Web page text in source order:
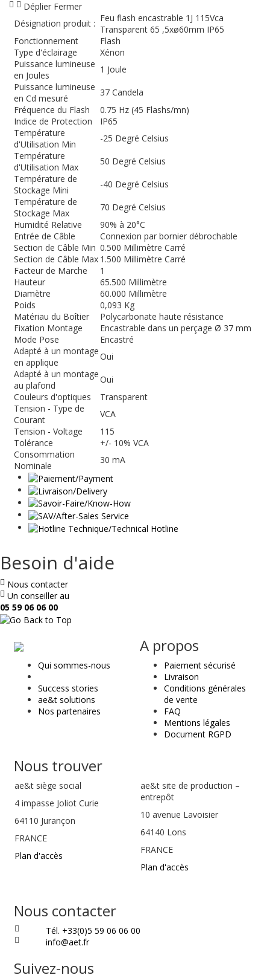
Déplier Fermer
Désignation produit : Feu flash encastrable 1J 115Vca
Transparent 65 ,5xø60mm IP65
Fonctionnement
Flash
Type d'éclairage
Xénon
Puissance lumineuse
en Joules
1 Joule
Puissance lumineuse
en Cd mesuré
37 Candela
Fréquence du Flash
0.75 Hz (45 Flashs/mn)
Indice de Protection
IP65
Température
d'Utilisation Min
-25 Degré Celsius
Température
d'Utilisation Max
50 Degré Celsius
Température de
Stockage Mini
-40 Degré Celsius
Température de
Stockage Max
70 Degré Celsius
Humidité Relative
90% à 20°C
Entrée de Câble
Connexion par bornier débrochable
Section de Câble Min 0.500 Millimètre Carré
Section de Câble Max 1.500 Millimètre Carré
Facteur de Marche
1
Hauteur
65.500 Millimètre
Diamètre
60.000 Millimètre
Poids
0,093 Kg
Matériau du Boîtier
Polycarbonate haute résistance
Fixation Montage
Encastrable dans un perçage Ø 37 mm
Mode Pose
Encastré
Adapté à un montage
en applique
Oui
Adapté à un montage
au plafond
Oui
Couleurs d'optiques
Transparent
Tension - Type de
Courant
VCA
Tension - Voltage
115
Tolérance
+/- 10% VCA
Consommation
Nominale
30 mA
Besoin d'aide
Nous contacter
Un conseiller au
05 59 06 06 00
ae
&
t
Qui sommes-nous
Success stories
ae&t solutions
Nos partenaires
A propos
Paiement sécurisé
Livraison
Conditions générales
de vente
FAQ
Mentions légales
Document RGPD
Nous trouver
ae&t siège social
4 impasse Joliot Curie
64110 Jurançon
FRANCE
Plan d'accès
ae&t site de production –
entrepôt
10 avenue Lavoisier
64140 Lons
FRANCE
Plan d'accès
Nous contacter
Tél. +33(0)5 59 06 06 00
info@aet.fr
Suivez-nous